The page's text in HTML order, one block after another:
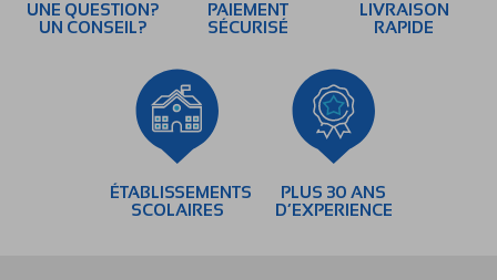
UNE QUESTION?
UN CONSEIL?
PAIEMENT
SÉCURISÉ
LIVRAISON
RAPIDE
ÉTABLISSEMENTS
SCOLAIRES
PLUS 30 ANS
D’EXPERIENCE